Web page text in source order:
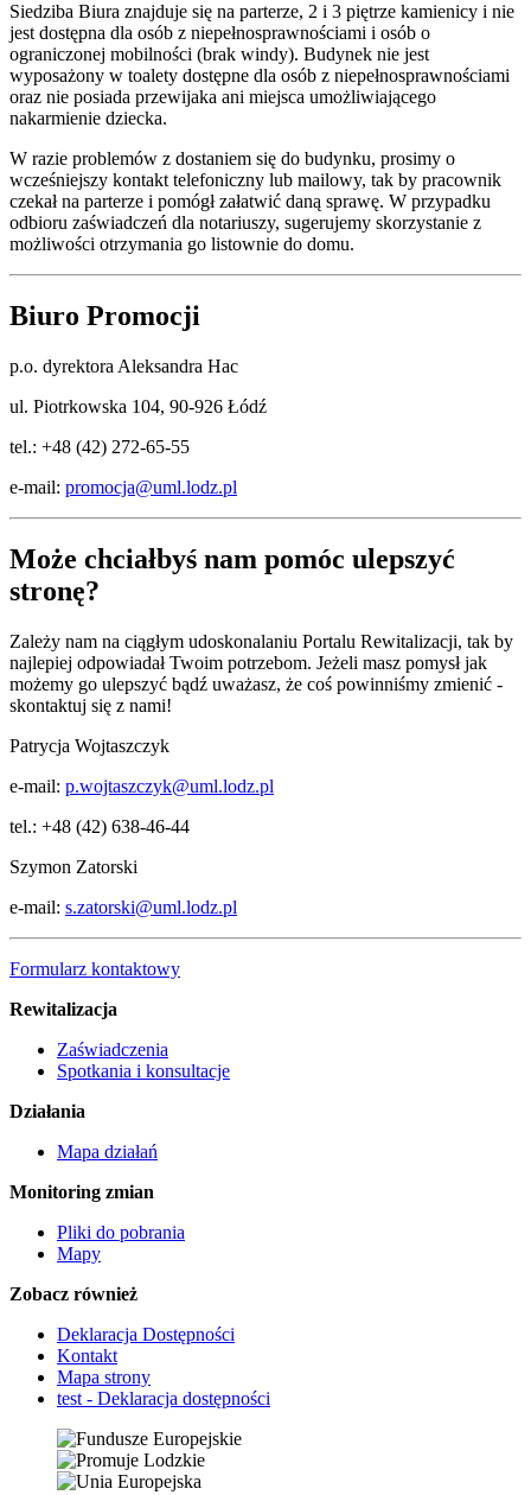
Siedziba Biura znajduje się na parterze, 2 i 3 piętrze kamienicy i nie
jest dostępna dla osób z niepełnosprawnościami i osób o
ograniczonej mobilności (brak windy). Budynek nie jest
wyposażony w toalety dostępne dla osób z niepełnosprawnościami
oraz nie posiada przewijaka ani miejsca umożliwiającego
nakarmienie dziecka.
W razie problemów z dostaniem się do budynku, prosimy o
wcześniejszy kontakt telefoniczny lub mailowy, tak by pracownik
czekał na parterze i pomógł załatwić daną sprawę. W przypadku
odbioru zaświadczeń dla notariuszy, sugerujemy skorzystanie z
możliwości otrzymania go listownie do domu.
Biuro Promocji
p.o. dyrektora Aleksandra Hac
ul. Piotrkowska 104, 90-926 Łódź
tel.: +48 (42) 272-65-55
e-mail: promocja@uml.lodz.pl
Może chciałbyś nam pomóc ulepszyć
stronę?
Zależy nam na ciągłym udoskonalaniu Portalu Rewitalizacji, tak by
najlepiej odpowiadał Twoim potrzebom. Jeżeli masz pomysł jak
możemy go ulepszyć bądź uważasz, że coś powinniśmy zmienić -
skontaktuj się z nami!
Patrycja Wojtaszczyk
e-mail: p.wojtaszczyk@uml.lodz.pl
tel.: +48 (42) 638-46-44
Szymon Zatorski
e-mail: s.zatorski@uml.lodz.pl
Formularz kontaktowy
Rewitalizacja
Zaświadczenia
Spotkania i konsultacje
Działania
Mapa działań
Monitoring zmian
Pliki do pobrania
Mapy
Zobacz również
Deklaracja Dostępności
Kontakt
Mapa strony
test - Deklaracja dostępności